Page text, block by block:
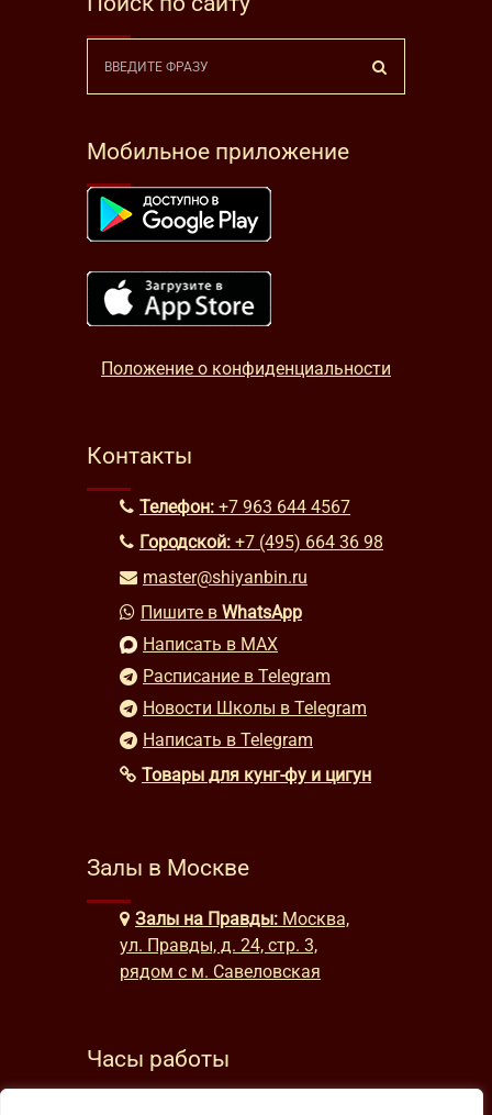
Мобильное приложение
Положение о конфиденциальности
Контакты
Телефон: +7 963 644 4567
Городской: +7 (495) 664 36 98
master@shiyanbin.ru
Пишите в WhatsApp
Написать в MAX
Расписание в Telegram
Новости Школы в Telegram
Написать в Telegram
Товары для кунг-фу и цигун
Залы в Москве
Залы на Правды: Москва,
ул. Правды, д. 24, стр. 3,
рядом с м. Савеловская
Часы работы